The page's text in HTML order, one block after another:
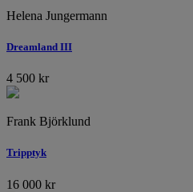
Helena Jungermann
Dreamland III
4 500 kr
Frank Björklund
Tripptyk
16 000 kr